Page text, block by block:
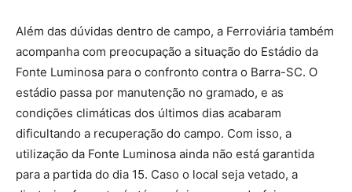
Além das dúvidas dentro de campo, a Ferroviária também
acompanha com preocupação a situação do Estádio da
Fonte Luminosa para o confronto contra o Barra-SC. O
estádio passa por manutenção no gramado, e as
condições climáticas dos últimos dias acabaram
dificultando a recuperação do campo. Com isso, a
utilização da Fonte Luminosa ainda não está garantida
para a partida do dia 15. Caso o local seja vetado, a